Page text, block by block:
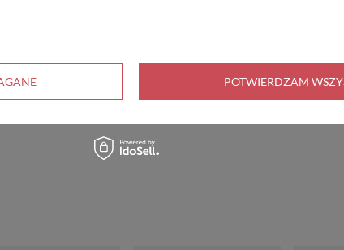
POTWIERDZAM